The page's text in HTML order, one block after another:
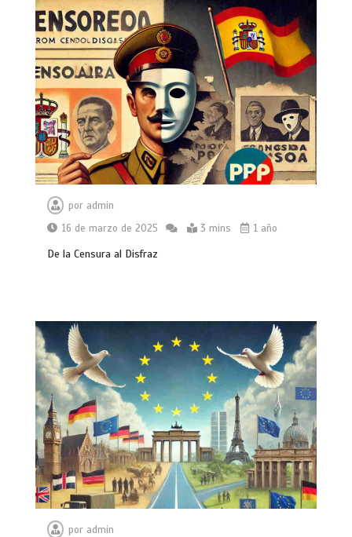
por admin
16 de marzo de 2025
3 mins 1 año
De la Censura al Disfraz
por admin